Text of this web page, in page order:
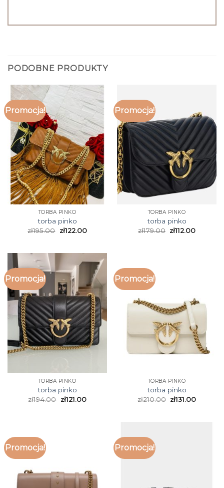
PODOBNE PRODUKTY
Promocja!
TORBA PINKO
torba pinko
zł195.00 zł122.00
Promocja!
TORBA PINKO
torba pinko
zł179.00 zł112.00
Promocja!
TORBA PINKO
torba pinko
zł194.00 zł121.00
Promocja!
TORBA PINKO
torba pinko
zł210.00 zł131.00
Promocja! Promocja!